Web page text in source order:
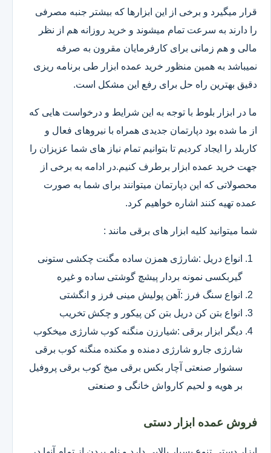
قرار میگیرد و برخی از این ابزارها که بیشتر جنبه مصرفی
را دارند به سرعت تمام میشوند و خرید روزانه هم از نظر
مالی و هم زمانی برای کارفرمایان مقرون به صرفه
نمیباشد به همین منظور خرید عمده ابزار طی برنامه ریزی
دقیق بهترین راه حل برای رفع این مشکل است.
ما در ابزار بلوط با توجه به این شرایط و درخواست هایی که
از ما شده بود دپارتمان جدیدی همراه با نیروهای فعال و
کاربلد را ایجاد کردیم تا بتوانیم تمام نیاز های شما عزیزان را
جهت خرید عمده ابزار برطرف کنیم.در ادامه به برخی از
محصولاتی که این دپارتمان میتوانند برای شما به صورت
عمده تهیه کنند اشاره خواهیم کرد.
شما میتوانید کلیه ابزار های برقی مانند :
انواع دریل :شارژی همزن ساده مگنت چکشی ستونی
گیربکسی نمونه بردار پیشچ گوشتی ساده و غیره
انواع سنگ فرز :آهن پولیش مینی فرز و انگشتی
انواع بتن کن دریل بتن کن پیکور و چکش تخریب
دیگر ابزار برقی :شیارزن منگنه کوب شارژی میخکوب
شارژی جارو شارژی دمنده و مکنده منگنه کوب برقی
سشوار صنعتی آچار بکس برقی میخ کوب برقی پروفیل
بر هویه و لحیم کارواش خانگی و صنعتی
فروش عمده ابزار دستی